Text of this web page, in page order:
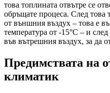
това топлината отвътре се
обръщате процеса. След това
от външния въздух – това е
температура от -15°C – и
във вътрешния въздух, за да
Предимствата на
климатик